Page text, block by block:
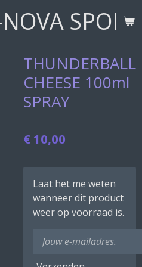
THUNDERBALL
CHEESE 100ml
SPRAY
€ 10,00
Laat het me weten
wanneer dit product
weer op voorraad is.